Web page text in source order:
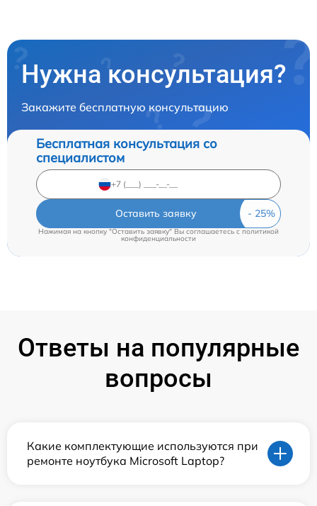
Нужна консультация?
Закажите бесплатную консультацию
Бесплатная консультация со
специалистом
Оставить заявку
Нажимая на кнопку "Оставить заявку" Вы соглашаетесь cполитикой
конфиденциальности
Ответы на популярные
вопросы
Какие комплектующие используются при
ремонте ноутбука Microsoft Laptop?